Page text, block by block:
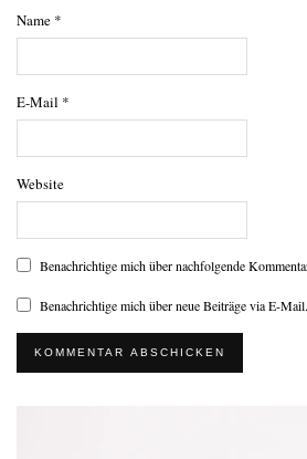
Name *
E-Mail *
Website
Benachrichtige mich über nachfolgende
Benachrichtige mich über neue Beiträge via E-Mail.